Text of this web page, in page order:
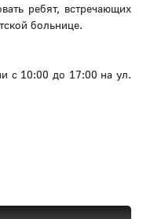
ребят, встречающих
больнице.
с 10:00 до 17:00 на ул.